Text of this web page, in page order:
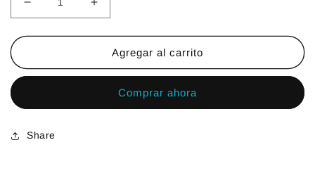
Reducir
cantidad
para
Change
Instantáneo
Aumentar
cantidad
para
Sudden
Change
Alisador
Instantáneo
Agregar al carrito
Comprar ahora
Share